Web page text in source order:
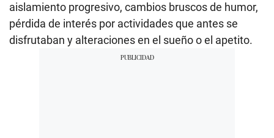
aislamiento progresivo, cambios bruscos de humor,
pérdida de interés por actividades que antes se
disfrutaban y alteraciones en el sueño o el apetito.